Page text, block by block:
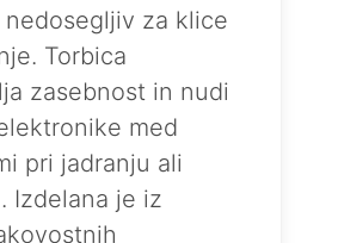
nedosegljiv za klice
Torbica
zasebnost in nudi
med
pri jadranju ali
Izdelana je iz